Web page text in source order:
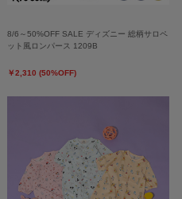
8/6～50%OFF SALE ディズニー 総柄サロペ
ット風ロンパース 1209B
￥2,310 (50%OFF)